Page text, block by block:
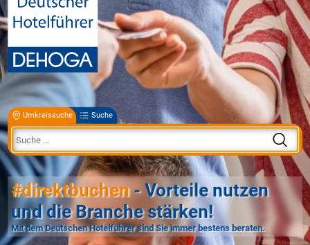
Umkreissuche Suche
#direktbuchen- Vorteile nutzen
und die Branche stärken!
Mit dem Deutschen Hotelführer sind Sie immer bestens beraten.